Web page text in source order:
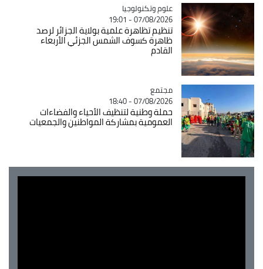
Catégorie
علوم وتكنولوجيا
07/08/2026 - 19:01
تنظيم تظاهرة علمية بولاية الجزائر لرصد
ظاهرة كسوف الشمس الجزئي الأربعاء
القادم
Catégorie
مجتمع
07/08/2026 - 18:40
حملة وطنية لتنظيف الأحياء والفضاءات
العمومية بمشاركة المواطنين والجمعيات